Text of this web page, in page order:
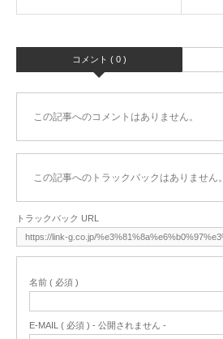
コメント ( 0 )
この記事へのコメントはありません。
この記事へのトラックバックはありません。
トラックバック URL
名前 ( 必須 )
E-MAIL ( 必須 ) - 公開されません -